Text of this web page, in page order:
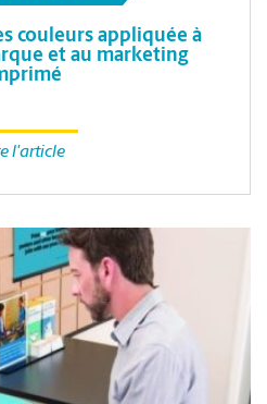
couleurs appliquée à
et au marketing
l'article